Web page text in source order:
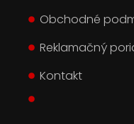
Obchodné
Reklamačný
Kontakt